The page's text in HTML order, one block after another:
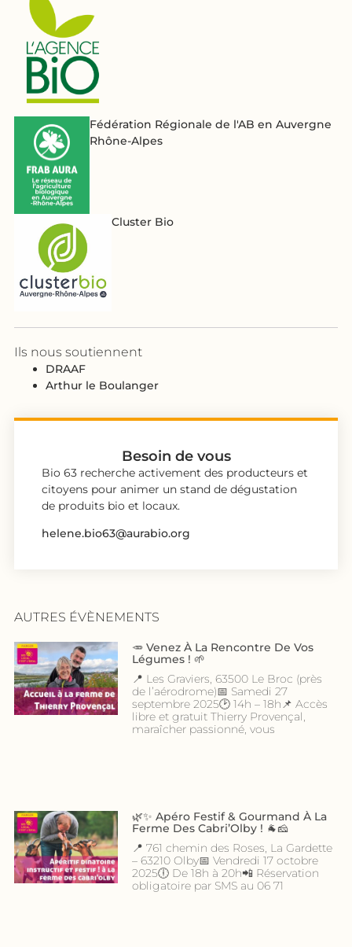
Fédération Régionale de l'AB en Auvergne
Rhône-Alpes
Cluster Bio
Ils nous soutiennent
DRAAF
Arthur le Boulanger
Besoin de vous
Bio 63 recherche activement des producteurs et
citoyens pour animer un stand de dégustation
de produits bio et locaux.
helene.bio63@aurabio.org
AUTRES ÉVÈNEMENTS
🥕 Venez À La Rencontre De Vos
Légumes ! 🌱
📍 Les Graviers, 63500 Le Broc (près
de l’aérodrome)📅 Samedi 27
septembre 2025🕑 14h – 18h📌 Accès
libre et gratuit Thierry Provençal,
maraîcher passionné, vous
🌿✨ Apéro Festif & Gourmand À La
Ferme Des Cabri’Olby ! 🐐🧀
📍 761 chemin des Roses, La Gardette
– 63210 Olby📅 Vendredi 17 octobre
2025🕕 De 18h à 20h📲 Réservation
obligatoire par SMS au 06 71